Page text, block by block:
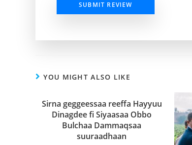
SUBMIT REVIEW
YOU MIGHT ALSO LIKE
Sirna geggeessaa reeffa Hayyuu
Dinagdee fi Siyaasaa Obbo
Bulchaa Dammaqsaa
suuraadhaan